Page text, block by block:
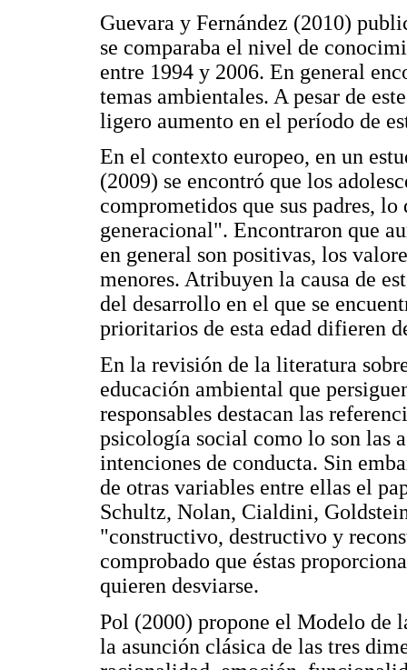
Guevara y Fernández (2010)
se comparaba el nivel de
entre 1994 y 2006. En general
temas ambientales. A pesar de
ligero aumento en el período de
En el contexto europeo, en un
(2009) se encontró que los
comprometidos que sus padres,
generacional". Encontraron que
en general son positivas, los
menores. Atribuyen la causa de
del desarrollo en el que se
prioritarios de esta edad difieren
En la revisión de la literatura
educación ambiental que
responsables destacan las
psicología social como lo son las
intenciones de conducta. Sin
de otras variables entre ellas el
Schultz, Nolan, Cialdini,
"constructivo, destructivo y
comprobado que éstas
quieren desviarse.
Pol (2000) propone el Modelo de
la asunción clásica de las tres